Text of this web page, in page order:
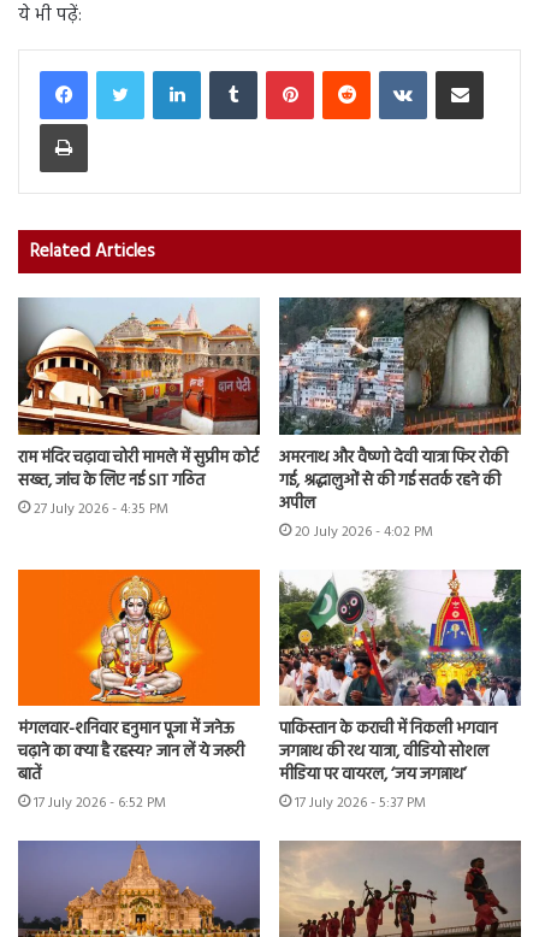
ये भी पढ़ें:
LinkedInTumblr PinterestReddit VKontakteShare via Email
Print
Related Articles
राम मंदिर चढ़ावा चोरी मामले में सुप्रीम कोर्ट
सख्त, जांच के लिए नई SIT गठित
27 July 2026 - 4:35 PM
अमरनाथ और वैष्णो देवी यात्रा फिर रोकी
गई, श्रद्धालुओं से की गई सतर्क रहने की
अपील
20 July 2026 - 4:02 PM
मंगलवार-शनिवार हनुमान पूजा में जनेऊ
चढ़ाने का क्या है रहस्य? जान लें ये जरूरी
बातें
17 July 2026 - 6:52 PM
पाकिस्तान के कराची में निकली भगवान
जगन्नाथ की रथ यात्रा, वीडियो सोशल
मीडिया पर वायरल, ‘जय जगन्नाथ’
17 July 2026 - 5:37 PM